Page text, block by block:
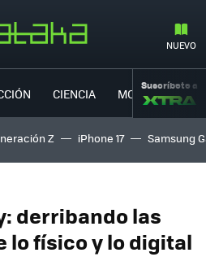
NUEVO
CIENCIA MOVILIDAD
Suscríbete a
Z iPhone 17 Samsung
derribando las
lo físico y lo digital